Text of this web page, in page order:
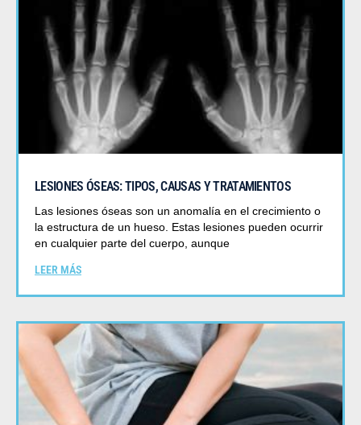
LESIONES ÓSEAS: TIPOS, CAUSAS Y TRATAMIENTOS
Las lesiones óseas son un anomalía en el crecimiento o
la estructura de un hueso. Estas lesiones pueden ocurrir
en cualquier parte del cuerpo, aunque
LEER MÁS